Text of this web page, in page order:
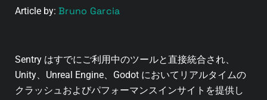
Article by: Bruno Garcia
Sentry はすでにご利用中のツールと直接統合され、
Unity、Unreal Engine、Godot においてリアルタイムの
クラッシュおよびパフォーマンスインサイトを提供し